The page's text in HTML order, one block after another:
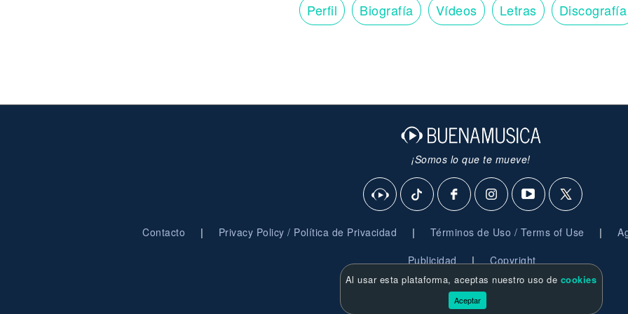
Perfil Biografía Vídeos Letras Discografía
¡Somos lo que te mueve!
Contacto | Privacy Policy / Política de Privacidad | Términos de Uso / Terms of Use |
Publicidad | Copyright
© 2026 BuenaMusica.com - Derechos Reservados
Al usar esta plataforma, aceptas nuestro uso de cookies
Aceptar